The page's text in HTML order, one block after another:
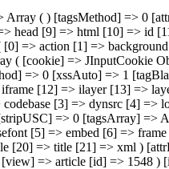
( ) [tagsMethod] => 0
head [9] => html [10] => id
=> action [1] =>
( [cookie] => JInputCookie
=> 0 [xssAuto] => 1
[12] => ilayer [13] =>
[3] => dynsrc [4] =>
=> 0 [tagsArray] =>
[5] => embed [6] =>
[20] => title [21] => xml )
=> article [id] => 1548 )